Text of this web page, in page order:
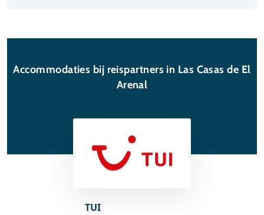
Accommodaties bij reispartners in Las Casas de El
Arenal
TUI